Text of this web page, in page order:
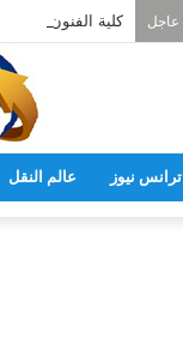
عاجل كلية الفنون بجامعة
ترانس نيوز عالم النقل